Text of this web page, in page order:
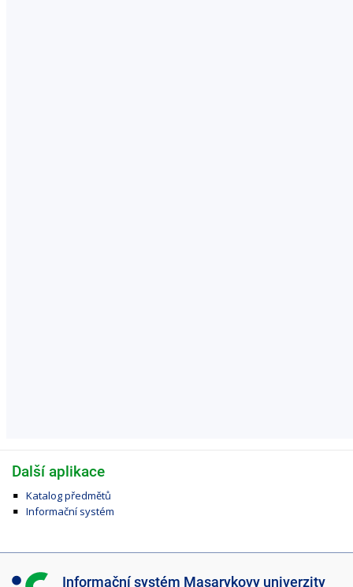
Další aplikace
Katalog předmětů
Informační systém
I Informační systém Masarykovy univerzity